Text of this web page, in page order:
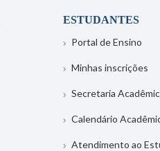
ESTUDANTES
Portal de Ensino
Minhas inscrições
Secretaria
Calendário
Atendimento ao